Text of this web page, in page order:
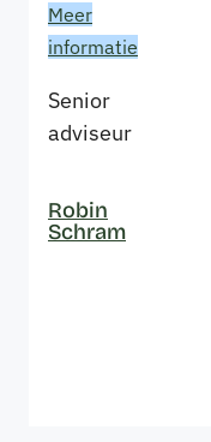
Meer
informatie
Senior
adviseur
Robin
Schram